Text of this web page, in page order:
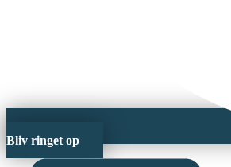
Bliv ringet op